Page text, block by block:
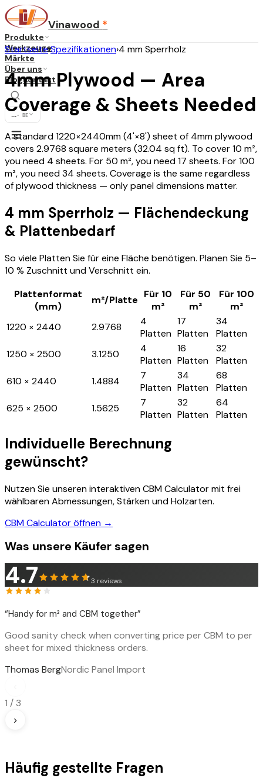
Vinawood *
Produkte
Werkzeuge
Märkte
Über uns
BlogKontakt
... · DE
Startseite›Spezifikationen›4 mm Sperrholz
4mm Plywood — Area
Coverage & Sheets Needed
A standard 1220×2440mm (4'×8') sheet of 4mm plywood
covers 2.9768 square meters (32.04 sq ft). To cover 10 m²,
you need 4 sheets. For 50 m², you need 17 sheets. For 100
m², you need 34 sheets. Coverage is the same regardless
of plywood thickness — only panel dimensions matter.
4 mm Sperrholz — Flächendeckung
& Plattenbedarf
So viele Platten Sie für eine Fläche benötigen. Planen Sie 5–
10 % Zuschnitt und Verschnitt ein.
Plattenformat
(mm)
m²/Platte Für 10
m²
Für 50
m²
Für 100
m²
1220 × 2440
2.9768
4
Platten
17
Platten
34
Platten
1250 × 2500
3.1250
4
Platten
16
Platten
32
Platten
610 × 2440
1.4884
7
Platten
34
Platten
68
Platten
625 × 2500
1.5625
7
Platten
32
Platten
64
Platten
Individuelle Berechnung
gewünscht?
Nutzen Sie unseren interaktiven CBM Calculator mit frei
wählbaren Abmessungen, Stärken und Holzarten.
CBM Calculator öffnen →
Was unsere Käufer sagen
4.7 3 reviews
“Handy for m² and CBM together”
Good sanity check when converting price per CBM to per
sheet for mixed thickness orders.
Thomas BergNordic Panel Import
1 / 3
›
Häufig gestellte Fragen